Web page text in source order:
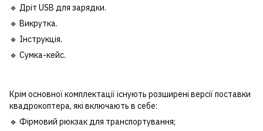
🔹 Дріт USB для зарядки.
🔹 Викрутка.
🔹 Інструкція.
🔹 Сумка-кейс.
Крім основної комплектації існують розширені версії поставки
квадрокоптера, які включають в себе:
🔹 Фірмовий рюкзак для транспортування;